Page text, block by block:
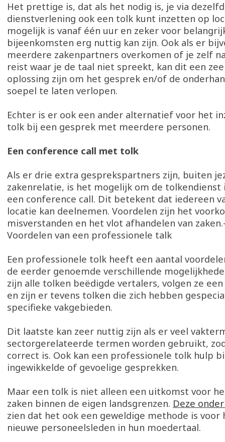
Het prettige is, dat als het nodig is, je via
dienstverlening ook een tolk kunt inzetten op
mogelijk is vanaf één uur en zeker voor
bijeenkomsten erg nuttig kan zijn. Ook als er
meerdere zakenpartners overkomen of je zelf
reist waar je de taal niet spreekt, kan dit een
oplossing zijn om het gesprek en/of de
soepel te laten verlopen.
Echter is er ook een ander alternatief voor het
tolk bij een gesprek met meerdere personen.
Een conference call met tolk
Als er drie extra gesprekspartners zijn, buiten
zakenrelatie, is het mogelijk om de tolkendienst
een conference call. Dit betekent dat iedereen
locatie kan deelnemen. Voordelen zijn het
misverstanden en het vlot afhandelen van
Voordelen van een professionele talk
Een professionele tolk heeft een aantal
de eerder genoemde verschillende
zijn alle tolken beëdigde vertalers, volgen ze
en zijn er tevens tolken die zich hebben
specifieke vakgebieden.
Dit laatste kan zeer nuttig zijn als er veel
sectorgerelateerde termen worden gebruikt,
correct is. Ook kan een professionele tolk hulp
ingewikkelde of gevoelige gesprekken.
Maar een tolk is niet alleen een uitkomst voor
zaken binnen de eigen landsgrenzen. Deze
zien dat het ook een geweldige methode is voor
nieuwe personeelsleden in hun moedertaal.